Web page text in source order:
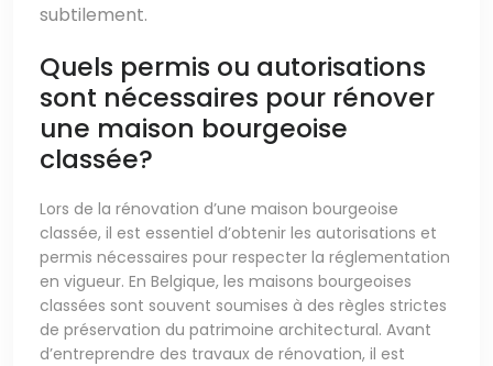
subtilement.
Quels permis ou autorisations
sont nécessaires pour rénover
une maison bourgeoise
classée?
Lors de la rénovation d’une maison bourgeoise
classée, il est essentiel d’obtenir les autorisations et
permis nécessaires pour respecter la réglementation
en vigueur. En Belgique, les maisons bourgeoises
classées sont souvent soumises à des règles strictes
de préservation du patrimoine architectural. Avant
d’entreprendre des travaux de rénovation, il est